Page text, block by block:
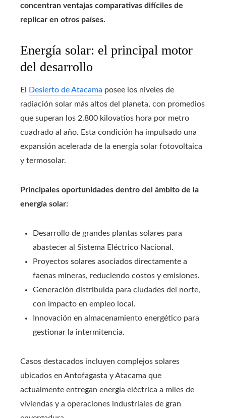
concentran ventajas comparativas difíciles de
replicar en otros países.
Energía solar: el principal motor
del desarrollo
El Desierto de Atacama posee los niveles de
radiación solar más altos del planeta, con promedios
que superan los 2.800 kilovatios hora por metro
cuadrado al año. Esta condición ha impulsado una
expansión acelerada de la energía solar fotovoltaica
y termosolar.
Principales oportunidades dentro del ámbito de la
energía solar:
Desarrollo de grandes plantas solares para
abastecer al Sistema Eléctrico Nacional.
Proyectos solares asociados directamente a
faenas mineras, reduciendo costos y emisiones.
Generación distribuida para ciudades del norte,
con impacto en empleo local.
Innovación en almacenamiento energético para
gestionar la intermitencia.
Casos destacados incluyen complejos solares
ubicados en Antofagasta y Atacama que
actualmente entregan energía eléctrica a miles de
viviendas y a operaciones industriales de gran